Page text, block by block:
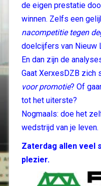
de eigen prestatie
winnen. Zelfs een
nacompetitie tegen
doelcijfers van Nieuw
En dan zijn de
Gaat XerxesDZB zich
voor promotie? Of
tot het uiterste?
Nogmaals: doe het
wedstrijd van je leven.
Zaterdag allen veel
plezier.